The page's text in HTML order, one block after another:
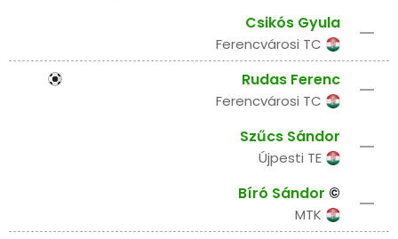
–
Csikós Gyula
Ferencvárosi TC
–
Rudas Ferenc
Ferencvárosi TC
–
Szűcs Sándor
Újpesti TE
–
Bíró Sándor ©
MTK